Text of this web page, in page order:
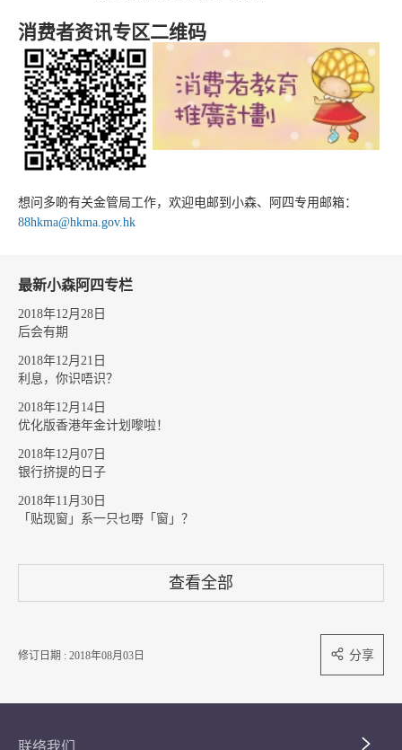
消费者资讯专区二维码
想问多啲有关金管局工作，欢迎电邮到小森、阿四专用邮箱：
88hkma@hkma.gov.hk
最新小森阿四专栏
2018年12月28日
后会有期
2018年12月21日
利息，你识唔识？
2018年12月14日
优化版香港年金计划嚟啦！
2018年12月07日
银行挤提的日子
2018年11月30日
「贴现窗」系一只乜嘢「窗」？
查看全部
修订日期 : 2018年08月03日 分享
联络我们